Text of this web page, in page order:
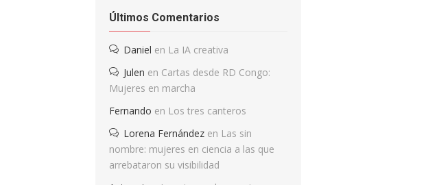
Últimos Comentarios
Daniel en La IA creativa
Julen en Cartas desde RD Congo:
Mujeres en marcha
Fernando en Los tres canteros
Lorena Fernández en Las sin
nombre: mujeres en ciencia a las que
arrebataron su visibilidad